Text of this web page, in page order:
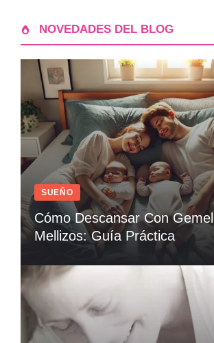
NOVEDADES DEL BLOG
SUEÑO
Cómo Descansar Con
Mellizos: Guía Práctica